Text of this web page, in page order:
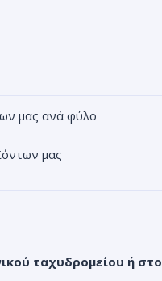
μας ανά φύλο
μας
ταχυδρομείου ή